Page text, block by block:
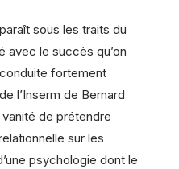
sous les traits du
avec le succès qu’on
fortement
l’Inserm de Bernard
de prétendre
sur les
psychologie dont le